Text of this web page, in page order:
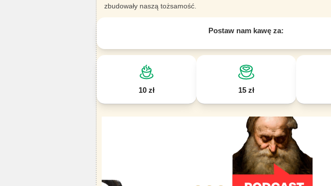
zbudowały naszą tożsamość.
Postaw nam kawę za:
10 zł 15 zł